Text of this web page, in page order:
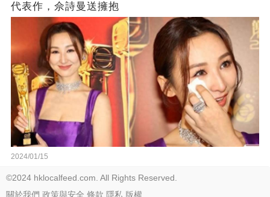
代表作，佘詩曼送擁抱
2024/01/15
©2024 hklocalfeed.com. All Rights Reserved.
關於我們 政策與安全 條款 隱私 版權